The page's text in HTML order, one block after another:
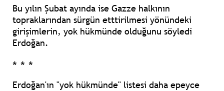
Bu yılın Şubat ayında ise Gazze halkının
topraklarından sürgün etttirilmesi yönündeki
girişimlerin, yok hükmünde olduğunu söyledi
Erdoğan.
* * *
Erdoğan'ın "yok hükmünde" listesi daha epeyce